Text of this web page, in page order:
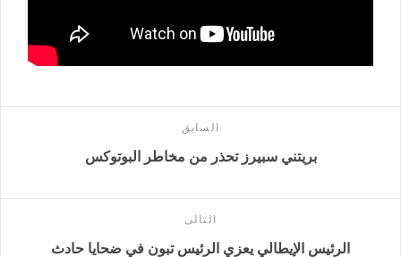
السابق
بريتني سبيرز تحذر من مخاطر البوتوكس
التالى
الرئيس الإيطالي يعزي الرئيس تبون في ضحايا حادث